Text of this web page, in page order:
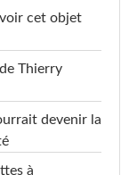
cet objet
Thierry
devenir la
à